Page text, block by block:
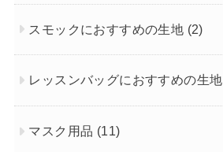
スモックにおすすめの生地 (2)
レッスンバッグにおすすめの生地
マスク用品 (11)